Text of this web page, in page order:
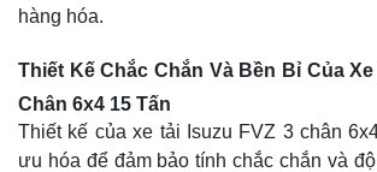
hàng hóa.
Thiết Kế Chắc Chắn Và Bền Bỉ Của
Chân 6x4 15 Tấn
Thiết kế của xe tải Isuzu FVZ 3 chân
ưu hóa để đảm bảo tính chắc chắn và